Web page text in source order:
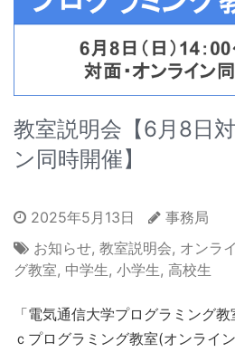
教室説明会【6月8日
ン同時開催】
2025年5月13日
事務局
お知らせ, 教室説明会, オンラ
グ教室, 中学生, 小学生, 高校生
「電気通信大学プログラミング
ｃプログラミング教室(オンライ